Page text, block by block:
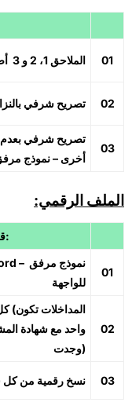
– الملاحق 1، 2 و 3 أصلي – نموذج مرفق 01
– تصريح شرفي 02
أخرى – نموذج
03
الملف الرقمي:
02 قرص مضغوط يحتوي:
للواجهة
01
وجدت)
02
– نسخ رقمية من 03